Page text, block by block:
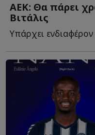
ΑΕΚ: Θα πάρει
Βιτάλις